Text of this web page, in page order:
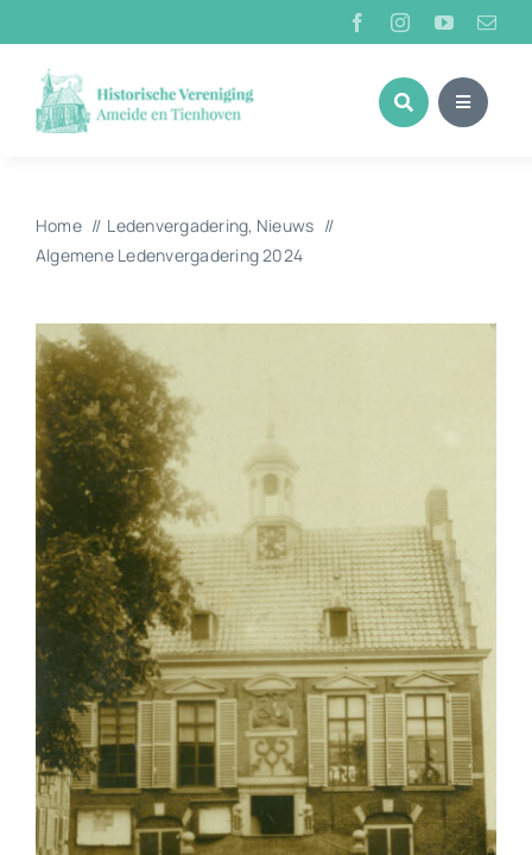
naar
inhoud
Home Ledenvergadering Nieuws
Algemene Ledenvergadering 2024